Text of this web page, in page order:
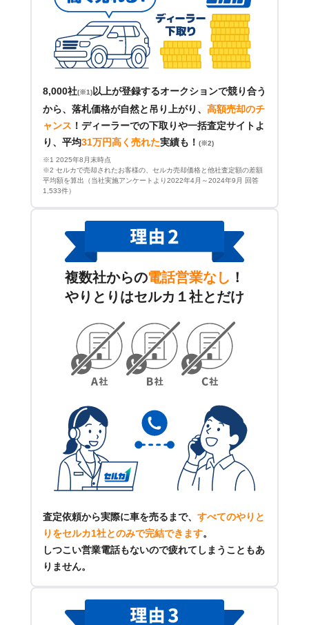
8,000社(※1)以上が登録するオークションで競り合う
から、落札価格が自然と吊り上がり、 高額売却のチ
ャンス ！ ディーラーでの下取りや一括査定サイトよ
り、平均31万円高く売れた実績も！ (※2)
※1 2025年8月末時点
※2 セルカで売却されたお客様の、セルカ売却価格と他社査定額の差額
平均額を算出（当社実施アンケートより2022年4月～2024年9月 回答
1,533件）
複数社からの電話営業なし ！
やりとりはセルカ１社とだけ
査定依頼から実際に車を売るまで、 すべてのやりと
りをセルカ1社とのみで完結できます。
しつこい営業電話もないので疲れてしまうこともあ
りません。